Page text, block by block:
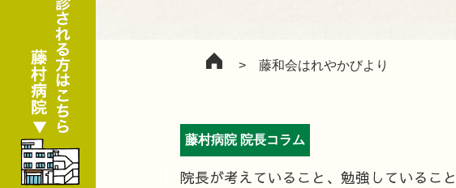
> 藤和会はれやかびより
藤村病院 院長コラム
院長が考えていること、勉強していること